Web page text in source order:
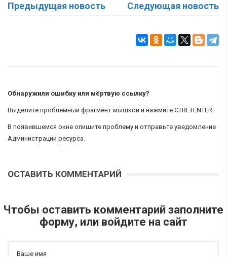
Предыдущая новость Следующая новость
Обнаружили ошибку или мёртвую ссылку?
Выделите проблемный фрагмент мышкой и нажмите CTRL+ENTER.
В появившемся окне опишите проблему и отправьте уведомление
Администрации ресурса.
ОСТАВИТЬ КОММЕНТАРИЙ
Чтобы оставить комментарий заполните
форму, или войдите на сайт